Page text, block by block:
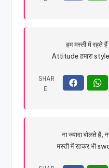
हम मस्ती में रहते हैं
Attitude हमारा
ना ज्यादा बोलते हैं,
मस्ती में रहकर भी